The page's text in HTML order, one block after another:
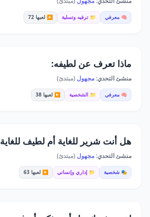
🧠 معرفي 📁 ترفيه وتسلية ▶️ لعبها 72
ماذا تعرف عن لطيفه:
منشئ التحدي:مجهول (مبتدئ)
🧠 معرفي 📁 الشخصية ▶️ لعبها 38
هل أنت شرير للغاية أم لطيف للغاية
منشئ التحدي:مجهول (مبتدئ)
🎭 شخصية 📁 إداري وإنساني ▶️ لعبها 63